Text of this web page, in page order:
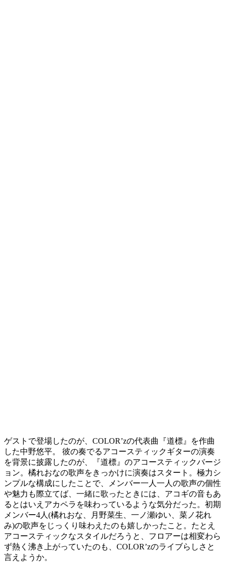
ゲストで登場したのが、COLOR’zの代表曲『道標』を作曲
した中野悠平。 彼の奏でるアコースティックギターの演奏
を背景に披露したのが、『道標』のアコースティックバージ
ョン。橘れおなの歌声をきっかけに演奏はスタート。極力シ
ンプルな構成にしたことで、メンバー一人一人の歌声の個性
や魅力も際立てば、一緒に歌ったときには、アコギの音もあ
るとはいえアカペラを味わっているような気分だった。初期
メンバー4人(橘れおな、月野菜生、一ノ瀬ゆい、菜ノ花れ
み)の歌声をじっくり味わえたのも嬉しかったこと。たとえ
アコースティックなスタイルだろうと、フロアーは相変わら
ず熱く沸き上がっていたのも、COLOR’zのライブらしさと
言えようか。